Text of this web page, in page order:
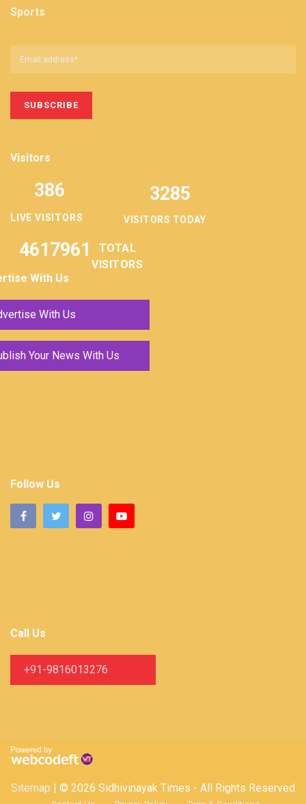
Sports
Visitors
LIVE VISITORS
386 3285
VISITORS TODAY
4617961
TOTAL
VISITORS
With Us
With Us
Your News With Us
Follow Us
Call Us
+91-9816013276
Sitemap | © 2026 Sidhivinayak Times - All Rights Reserved